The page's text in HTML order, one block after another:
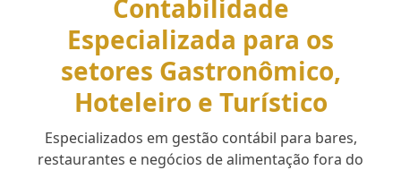
Contabilidade
Especializada para os
setores Gastronômico,
Hoteleiro e Turístico
Especializados em gestão contábil para bares,
restaurantes e negócios de alimentação fora do